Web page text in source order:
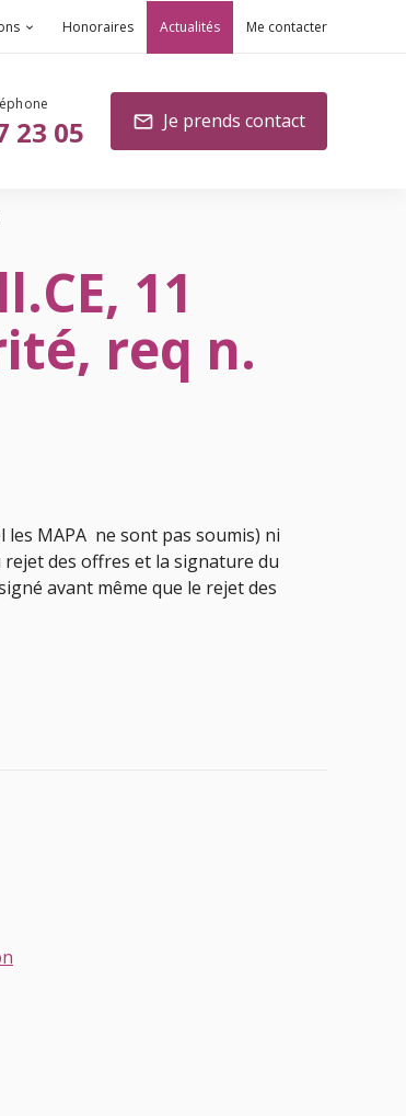
Honoraires Actualités Me contacter
23 05 mail Je prends contact
11
req n.
les MAPA ne sont pas soumis) ni
des offres et la signature du
avant même que le rejet des